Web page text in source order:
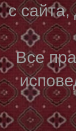
с
Все